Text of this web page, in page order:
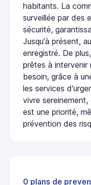
habitants. La
surveillée par des
sécurité,
Jusqu'à présent,
enregistré. De
prêtes à intervenir
besoin, grâce à
les services
vivre
est une priorité,
prévention des
0 plans de